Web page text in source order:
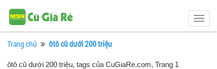
Trang chủ ôtô cũ dưới 200 triệu
ôtô cũ dưới 200 triệu, tags của CuGiaRe.com, Trang 1